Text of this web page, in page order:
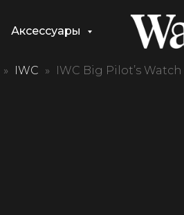
Аксессуары
IWC IWC Big Pilot’s